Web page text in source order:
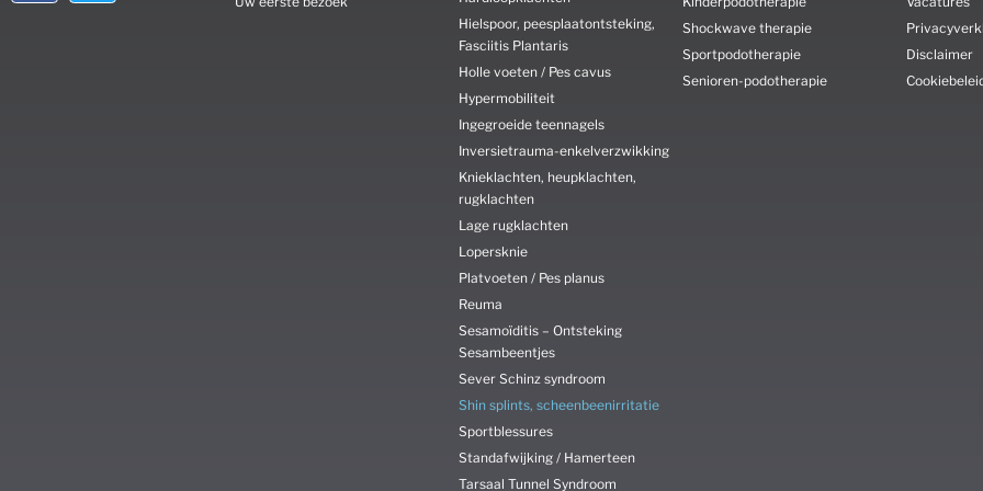
Hielspoor, peesplaatontsteking,
Fasciitis Plantaris
Holle voeten / Pes cavus
Hypermobiliteit
Ingegroeide teennagels
Inversietrauma-enkelverzwikking
Knieklachten, heupklachten,
rugklachten
Lage rugklachten
Lopersknie
Platvoeten / Pes planus
Reuma
Sesamoïditis – Ontsteking
Sesambeentjes
Sever Schinz syndroom
Shin splints, scheenbeenirritatie
Sportblessures
Standafwijking / Hamerteen
Tarsaal Tunnel Syndroom
Shockwave therapie
Sportpodotherapie
Senioren-podotherapie
Disclaimer